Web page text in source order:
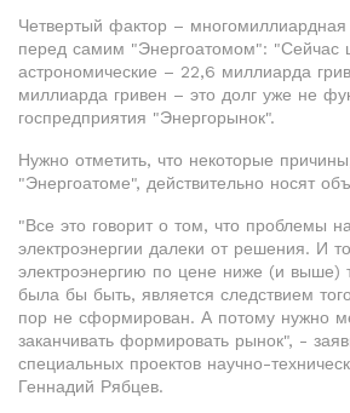
Четвертый фактор – многомиллиардная
перед самим "Энергоатомом": "Сейчас
астрономические – 22,6 миллиарда
миллиарда гривен – это долг уже не
госпредприятия "Энергорынок".
Нужно отметить, что некоторые
"Энергоатоме", действительно носят
"Все это говорит о том, что проблемы
электроэнергии далеки от решения. И
электроэнергию по цене ниже (и выше)
была бы быть, является следствием
пор не сформирован. А потому нужно
заканчивать формировать рынок", -
специальных проектов научно-
Геннадий Рябцев.